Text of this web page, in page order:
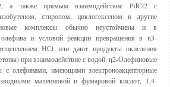
а также прямым взаимодействие PdCl2 с
стиролом, циклогексеном и другие
комплексы обычно неустойчивы и в
олефина и условий реакции превращения в η3-
НСl или дают продукты окисления
при взаимодействие с водой. η2-Олефиновые
с олефинами, имеющими электроноакцепторные
малеиновой и фумаровой кислот, 1,4-